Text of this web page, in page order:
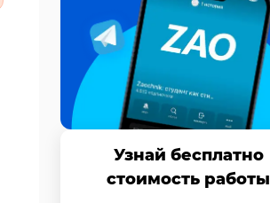
Узнай бесплатно
стоимость работы